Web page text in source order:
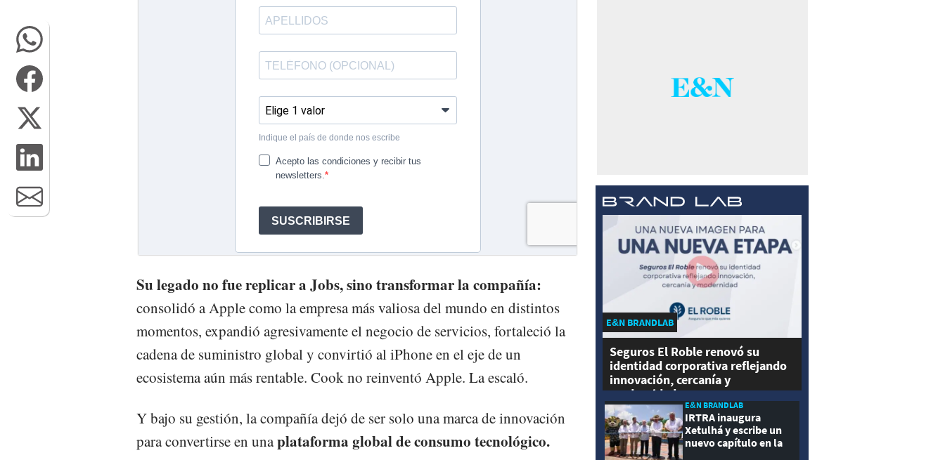
Su legado no fue replicar a Jobs, sino transformar la compañía:
consolidó a Apple como la empresa más valiosa del mundo en distintos
momentos, expandió agresivamente el negocio de servicios, fortaleció la
cadena de suministro global y convirtió al iPhone en el eje de un
ecosistema aún más rentable. Cook no reinventó Apple. La escaló.
Y bajo su gestión, la compañía dejó de ser solo una marca de innovación
para convertirse en unaplataforma global de consumo tecnológico.
E&N BRANDLAB
Seguros El Roble renovó su
identidad corporativa reflejando
innovación, cercanía y
modernidad
E&N BRANDLAB
IRTRA inaugura
Xetulhá y escribe un
nuevo capítulo en la